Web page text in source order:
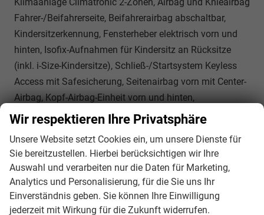
Fahrer-/Beifahrerseite, Beifahrerairbag abschaltbar,
Kindersitzerkennung, Fensterheber elektrisch vorn und
hinten, Isofix-Aufnahmen für Kindersitz an Rücksitze
(inkl. i-Size-Kindersitze), Schließ-/Startsystem Keyless
Access mit Safesicherung, Seitenairbag vorn mit Center-
Airbag, Kopf-Airbag-Einheit vorn und hinten,
Seitenscheiben hinten und Heckscheibe abgedunkelt,
Verzurrösen auf Ladefläche / Laderaumboden,
Zentralverriegelung, Fahrassistenz-System:
Fahrprofilauswahl, Dachreling schwarz, Frontscheibe
Dämmglas, Fahrassistenz-System: Autom.
Distanzregelung (ACC inkl. Stop&Go-Funktion),
Fahrassistenz-System: Verkehrszeichenerkennung,
Wir respektieren Ihre Privatsphäre
Unsere Website setzt Cookies ein, um unsere Dienste für
Sie bereitzustellen. Hierbei berücksichtigen wir Ihre
Auswahl und verarbeiten nur die Daten für Marketing,
Analytics und Personalisierung, für die Sie uns Ihr
Einverständnis geben. Sie können Ihre Einwilligung
jederzeit mit Wirkung für die Zukunft widerrufen.